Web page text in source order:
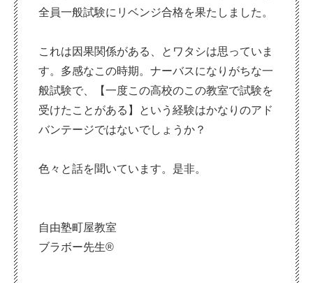
全員一般試験にリベンジ合格を果たしました。
これは因果関係がある、とワタシは思っていま
す。多感なこの時期。ナーバスになりがちな一
般試験で、【一度この高校のこの教室で試験を
受けたことがある】という経験はかなりのアド
バンテージではないでしょうか？
色々と話を聞いています。是非。
自由塾町屋教室
ブラボー先生®